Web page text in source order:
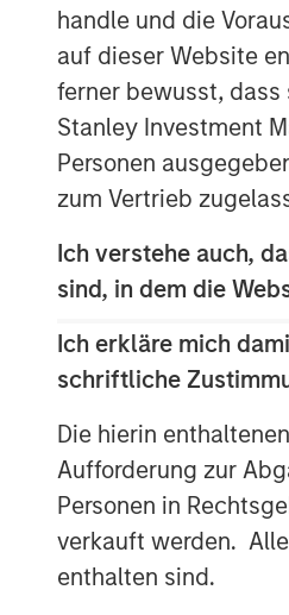
handle und die
auf dieser Website
ferner bewusst,
Stanley Investment
Personen
zum Vertrieb
Ich verstehe auch,
sind, in dem die
Ich erkläre mich
schriftliche
Die hierin
Aufforderung zur
Personen in
verkauft werden.
enthalten sind.
Manna Pro, a
products,
and wellness
dating back to
Today, Manna
wholesome
known for its
practices.
“We are
Manna Pro
Head of
Pro built on its
several critical
most recently
created